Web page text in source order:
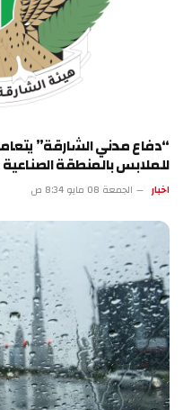
“دفاع مدني الشارقة”
للملابس بالمنطقة الصناعية
اخبار الجمعة 08 مايو 8:34 ص